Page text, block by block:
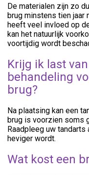
De materialen zijn zo
brug minstens tien jaar
heeft veel invloed op
kan het natuurlijk
voortijdig wordt
Krijg ik last
behandeling
brug?
Na plaatsing kan een
brug is voorzien soms
Raadpleeg uw
heviger wordt.
Wat kost een